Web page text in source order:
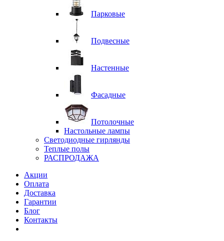
Парковые
Подвесные
Настенные
Фасадные
Потолочные
Настольные лампы
Светодиодные гирлянды
Теплые полы
РАСПРОДАЖА
Акции
Оплата
Доставка
Гарантии
Блог
Контакты